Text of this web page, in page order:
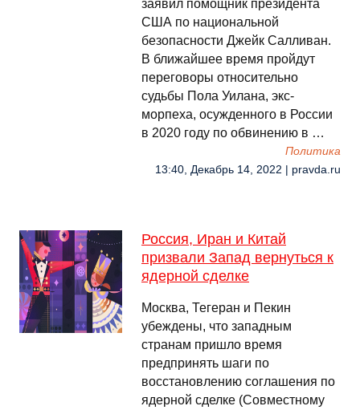
заявил помощник президента
США по национальной
безопасности Джейк Салливан.
В ближайшее время пройдут
переговоры относительно
судьбы Пола Уилана, экс-
морпеха, осужденного в России
в 2020 году по обвинению в …
Политика
13:40, Декабрь 14, 2022 | pravda.ru
Россия, Иран и Китай
призвали Запад вернуться к
ядерной сделке
Москва, Тегеран и Пекин
убеждены, что западным
странам пришло время
предпринять шаги по
восстановлению соглашения по
ядерной сделке (Совместному